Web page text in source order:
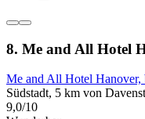
8. Me and All Hotel
Me and All Hotel Hanover,
Südstadt, 5 km von
9,0/10